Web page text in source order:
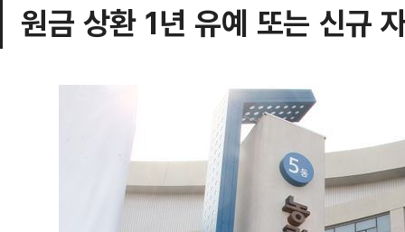
원금 상환 1년 유예 또는 신규